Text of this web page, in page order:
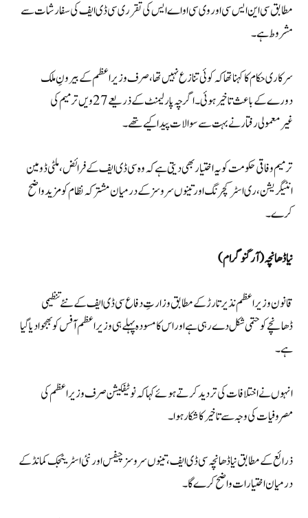
مطابق سی این ایس سی اور وی سی او اے ایس کی تقرری سی ڈی ایف کی سفارشات سے
مشروط ہے۔
سرکاری حکام کا کہنا تھا کہ کوئی تنازع نہیں تھا، صرف وزیراعظم کے بیرونِ ملک
دورے کے باعث تاخیر ہوئی۔اگرچہ پارلیمنٹ کے ذریعے 27ویں ترمیم کی
غیرمعمولی رفتار نے بہت سے سوالات پیدا کیے تھے۔
ترمیم وفاقی حکومت کو یہ اختیار بھی دیتی ہے کہ وہ سی ڈی ایف کے فرائض، ملٹی ڈومین
انٹیگریشن، ری اسٹرکچرنگ اور تینوں سروسز کے درمیان مشترکہ نظام کو مزید واضح
کرے۔
نیا ڈھانچہ (آرگنوگرام)
قانون وزیر اعظم نذیر تارڑ کے مطابق وزارتِ دفاع سی ڈی ایف کے نئے تنظیمی
ڈھانچے کو حتمی شکل دے رہی ہے اور اس کا مسودہ پہلے ہی وزیراعظم آفس کو بھجوا دیا گیا
ہے۔
انہوں نے اختلافات کی تردید کرتے ہوئے کہا کہ نوٹیفکیشن صرف وزیراعظم کی
مصروفیات کی وجہ سے تاخیر کا شکار ہوا۔
ذرائع کے مطابق نیا ڈھانچہ سی ڈی ایف، تینوں سروسز چیفس اور نئی اسٹریٹجک کمانڈ کے
درمیان اختیارات واضح کرے گا۔